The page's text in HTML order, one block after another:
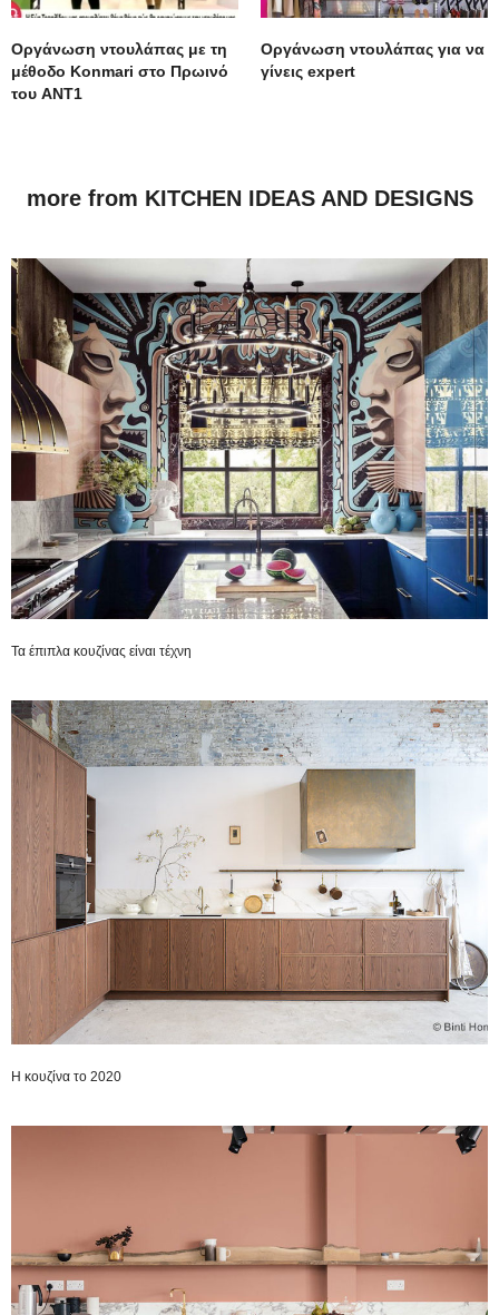
Οργάνωση ντουλάπας με τη
μέθοδο Konmari στο Πρωινό
του ANT1
Οργάνωση ντουλάπας για να
γίνεις expert
more from KITCHEN IDEAS AND DESIGNS
Τα έπιπλα κουζίνας είναι τέχνη
H κουζίνα το 2020